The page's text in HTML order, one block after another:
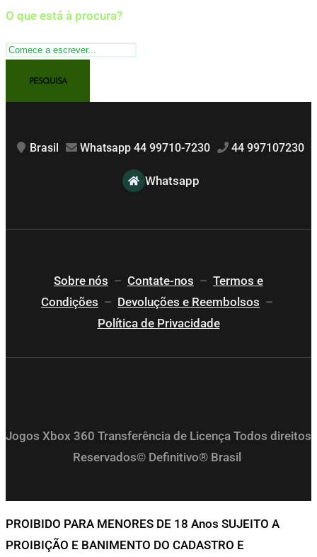
O que está à procura?
Brasil Whatsapp 44 99710-7230 44 997107230
Whatsapp
Sobre nós – Contate-nos – Termos e
Condições – Devoluções e Reembolsos –
Política de Privacidade
Jogos Xbox 360 Transferência de Licença Todos direitos
Reservados© Definitivo® Brasil
PROIBIDO PARA MENORES DE 18 Anos SUJEITO A
PROIBIÇÃO E BANIMENTO DO CADASTRO E